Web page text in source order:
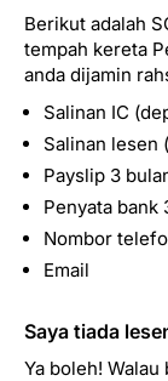
Berikut adalah
tempah kereta
anda dijamin
Salinan IC
Salinan lesen
Payslip 3
Penyata bank
Nombor
Email
Saya tiada
Ya boleh!